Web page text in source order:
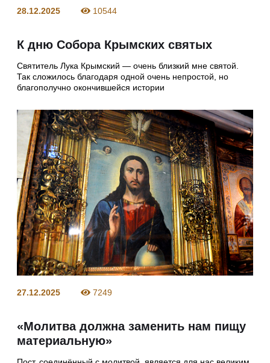
28.12.2025 10544
К дню Собора Крымских святых
Святитель Лука Крымский — очень близкий мне святой.
Так сложилось благодаря одной очень непростой, но
благополучно окончившейся истории
27.12.2025 7249
«Молитва должна заменить нам пищу
материальную»